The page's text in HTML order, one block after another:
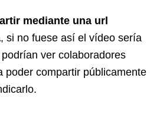
mediante una url
, si no fuese así el vídeo sería
ver colaboradores
poder compartir públicamente